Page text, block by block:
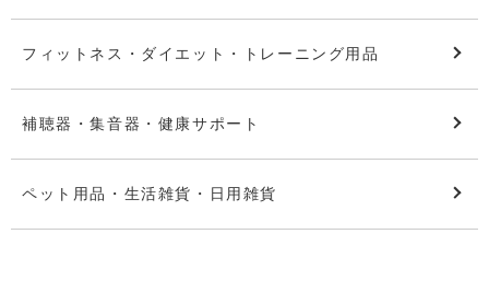
フィットネス・ダイエット・トレーニング用品
補聴器・集音器・健康サポート
ペット用品・生活雑貨・日用雑貨